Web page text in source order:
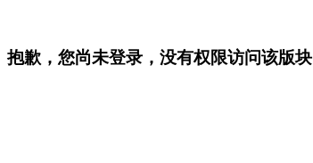
抱歉，您尚未登录，没有权限访问该版块